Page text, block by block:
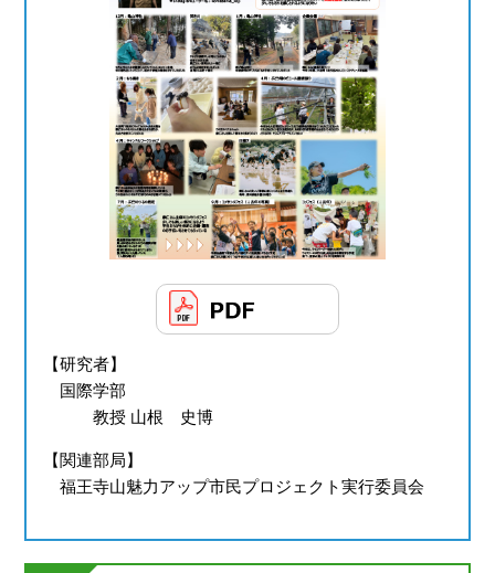
【研究者】
国際学部
教授 山根 史博
【関連部局】
福王寺山魅力アップ市民プロジェクト実行委員会